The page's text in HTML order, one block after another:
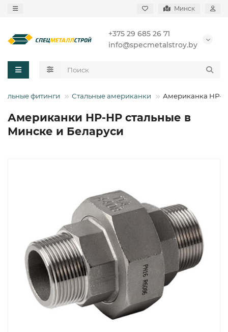
Минск
+375 29 685 26 71
info@specmetalstroy.by
фитинги Стальные американки Американка НР-
Американки НР-НР стальные в
Минске и Беларуси